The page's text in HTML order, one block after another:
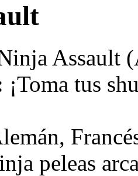
Assault
¡Toma tus
peleas